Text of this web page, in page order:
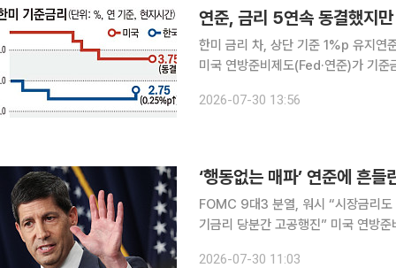
연준, 금리 5연속 동결했지
한미 금리 차, 상단 기준 1%p 유지연
미국 연방준비제도(Fed·연준)가 기
저널(WSJ)에 따르면 연준은 이틀간
2026-07-30 13:56
‘행동없는 매파’ 연준에 흔들
FOMC 9대3 분열, 워시 “시장금리
기금리 당분간 고공행진” 미국 연방준비제도(Fed·연준)가 7월 연방공개시장위원회(FOMC)를 열
2026-07-30 11:03